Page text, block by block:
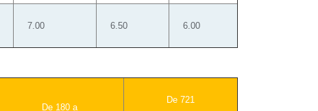
7.00 6.50 6.00
De 180 a
De 721